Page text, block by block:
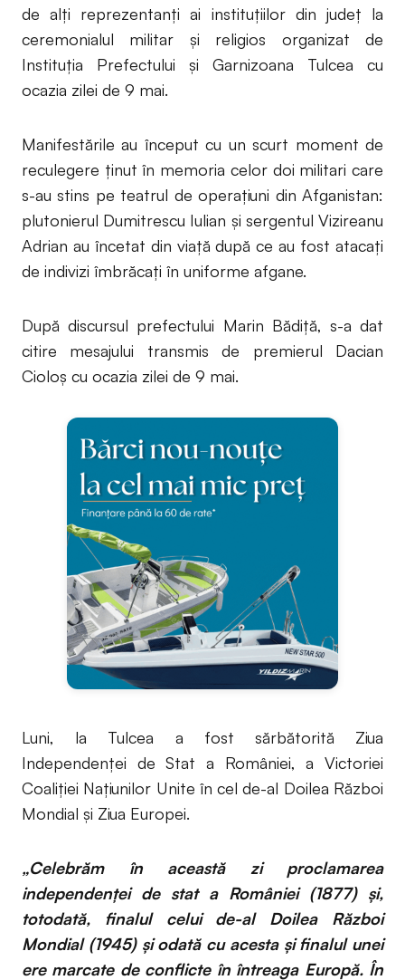
de alți reprezentanți ai instituțiilor din județ la
ceremonialul militar și religios organizat de
Instituția Prefectului și Garnizoana Tulcea cu
ocazia zilei de 9 mai.
Manifestările au început cu un scurt moment de
reculegere ținut în memoria celor doi militari care
s-au stins pe teatrul de operațiuni din Afganistan:
plutonierul Dumitrescu Iulian și sergentul Vizireanu
Adrian au încetat din viață după ce au fost atacați
de indivizi îmbrăcați în uniforme afgane.
După discursul prefectului Marin Bădiță, s-a dat
citire mesajului transmis de premierul Dacian
Cioloș cu ocazia zilei de 9 mai.
Luni, la Tulcea a fost sărbătorită Ziua
Independenței de Stat a României, a Victoriei
Coaliției Națiunilor Unite în cel de-al Doilea Război
Mondial și Ziua Europei.
„Celebrăm în această zi proclamarea
independenţei de stat a României (1877) şi,
totodată, finalul celui de-al Doilea Război
Mondial (1945) şi odată cu acesta şi finalul unei
ere marcate de conflicte în întreaga Europă. În